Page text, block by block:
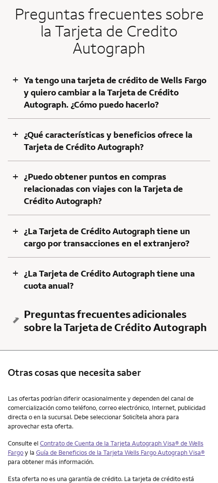
Preguntas frecuentes sobre
la Tarjeta de Credito
Autograph
+ Ya tengo una tarjeta de crédito deWells Fargo
y quiero cambiar a la Tarjeta de Crédito
Autograph. ¿Cómo puedo hacerlo?
+ ¿Qué características y beneficios ofrece la
Tarjeta de Crédito Autograph?
+ ¿Puedo obtener puntos en compras
relacionadas con viajes con la Tarjeta de
Crédito Autograph?
+ ¿La Tarjeta de Crédito Autograph tiene un
cargo por transacciones en el extranjero?
+ ¿La Tarjeta de Crédito Autograph tiene una
cuota anual?
Preguntas frecuentes adicionales
sobre la Tarjeta de Crédito Autograph
Otras cosas que necesita saber
Otras cosas que necesita saber
Las ofertas podrían diferir ocasionalmente y dependen del canal de
comercialización como teléfono, correo electrónico, Internet, publicidad
directa o en la sucursal. Debe seleccionar Solicítela ahora para
aprovechar esta oferta.
Consulte elContrato de Cuenta de la Tarjeta Autograph Visa® deWells
Fargoy la Guía de Beneficios de la Tarjeta Wells Fargo Autograph Visa®
para obtener más información.
Esta oferta no es una garantía de crédito. La tarjeta de crédito está